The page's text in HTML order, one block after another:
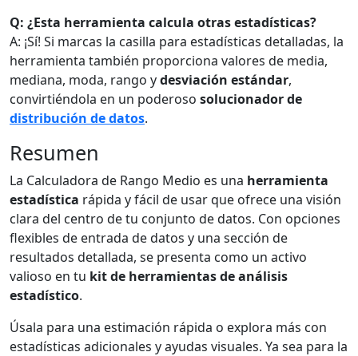
Q: ¿Esta herramienta calcula otras estadísticas?
A: ¡Sí! Si marcas la casilla para estadísticas detalladas, la
herramienta también proporciona valores de media,
mediana, moda, rango ydesviación estándar,
convirtiéndola en un poderoso solucionador de
distribución de datos.
Resumen
La Calculadora de Rango Medio es una herramienta
estadística rápida y fácil de usar que ofrece una visión
clara del centro de tu conjunto de datos. Con opciones
flexibles de entrada de datos y una sección de
resultados detallada, se presenta como un activo
valioso en tu kit de herramientas de análisis
estadístico.
Úsala para una estimación rápida o explora más con
estadísticas adicionales y ayudas visuales. Ya sea para la